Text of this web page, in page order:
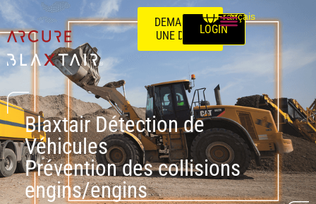
DEMANDEZ
UNE DÉMOLOGIN
Français
Blaxtair Détection de
Véhicules
Prévention des collisions
engins/engins